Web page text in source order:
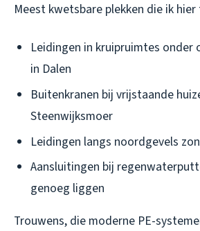
Meest kwetsbare plekken die ik
Leidingen in kruipruimtes onder
in Dalen
Buitenkranen bij vrijstaande
Steenwijksmoer
Leidingen langs noordgevels
Aansluitingen bij
genoeg liggen
Trouwens, die moderne PE-